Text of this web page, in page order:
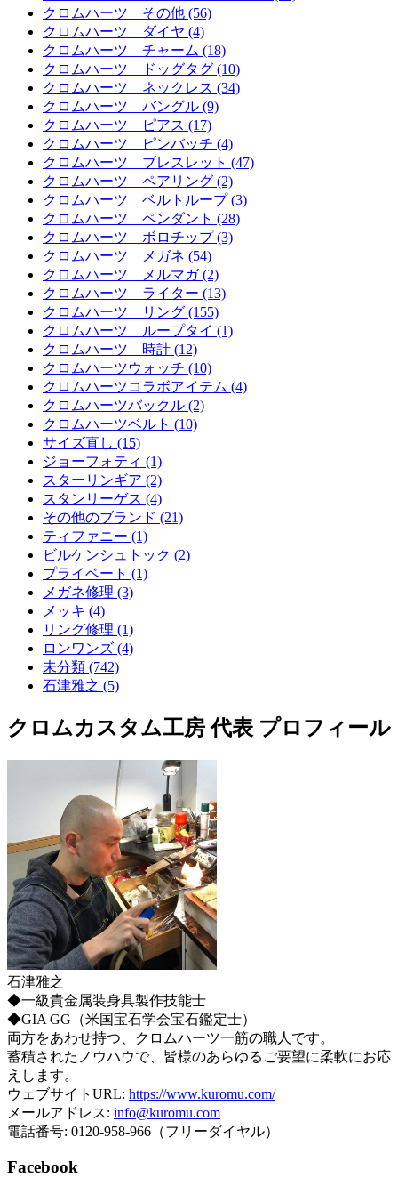
クロムハーツ その他 (56)
クロムハーツ ダイヤ (4)
クロムハーツ チャーム (18)
クロムハーツ ドッグタグ (10)
クロムハーツ ネックレス (34)
クロムハーツ バングル (9)
クロムハーツ ピアス (17)
クロムハーツ ピンバッチ (4)
クロムハーツ ブレスレット (47)
クロムハーツ ペアリング (2)
クロムハーツ ベルトループ (3)
クロムハーツ ペンダント (28)
クロムハーツ ボロチップ (3)
クロムハーツ メガネ (54)
クロムハーツ メルマガ (2)
クロムハーツ ライター (13)
クロムハーツ リング (155)
クロムハーツ ループタイ (1)
クロムハーツ 時計 (12)
クロムハーツウォッチ (10)
クロムハーツコラボアイテム (4)
クロムハーツバックル (2)
クロムハーツベルト (10)
サイズ直し (15)
ジョーフォティ (1)
スターリンギア (2)
スタンリーゲス (4)
その他のブランド (21)
ティファニー (1)
ビルケンシュトック (2)
プライベート (1)
メガネ修理 (3)
メッキ (4)
リング修理 (1)
ロンワンズ (4)
未分類 (742)
石津雅之 (5)
クロムカスタム工房 代表 プロフィール
石津雅之
◆一級貴金属装身具製作技能士
◆GIA GG（米国宝石学会宝石鑑定士）
両方をあわせ持つ、クロムハーツ一筋の職人です。
蓄積されたノウハウで、皆様のあらゆるご要望に柔軟にお応
えします。
ウェブサイトURL: https://www.kuromu.com/
メールアドレス: info@kuromu.com
電話番号: 0120-958-966（フリーダイヤル）
Facebook